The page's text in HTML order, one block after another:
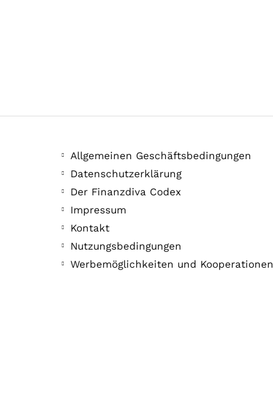
Allgemeinen Geschäftsbedingungen
Datenschutzerklärung
Der Finanzdiva Codex
Impressum
Kontakt
Nutzungsbedingungen
Werbemöglichkeiten und Kooperationen